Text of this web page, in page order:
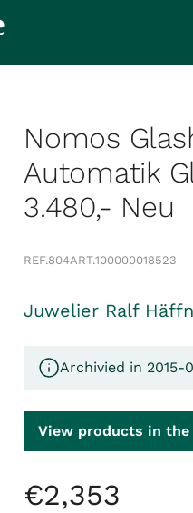
Nomos
Automatik
3.480,- Neu
REF.804ART.100000018523
Juwelier Ralf
Archivied in 2015-
View products in the
€2,353